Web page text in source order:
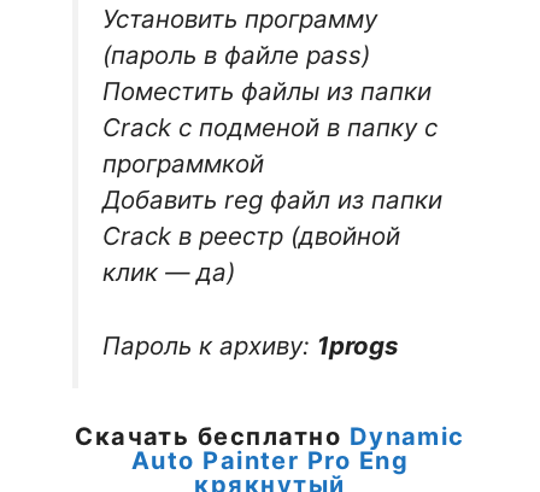
Установить программу
(пароль в файле pass)
Поместить файлы из папки
Crack с подменой в папку с
программкой
Добавить reg файл из папки
Crack в реестр (двойной
клик — да)
Пароль к архиву: 1progs
Скачать бесплатно Dynamic
Auto Painter Pro Eng
крякнутый